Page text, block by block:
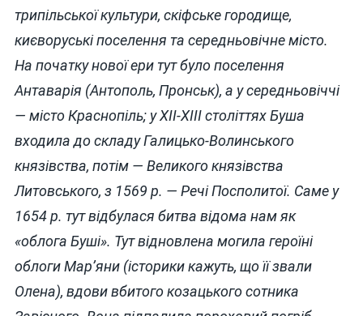
трипільської культури, скіфське городище,
києворуські поселення та середньовічне місто.
На початку нової ери тут було поселення
Антаварія (Антополь, Пронськ), а у середньовіччі
— місто Краснопіль; у ХІІ-ХIII століттях Буша
входила до складу Галицько-Волинського
князівства, потім — Великого князівства
Литовського, з 1569 р. — Речі Посполитої. Саме у
1654 р. тут відбулася битва відома нам як
«облога Буші». Тут відновлена могила героїні
облоги Мар’яни (історики кажуть, що її звали
Олена), вдови вбитого козацького сотника